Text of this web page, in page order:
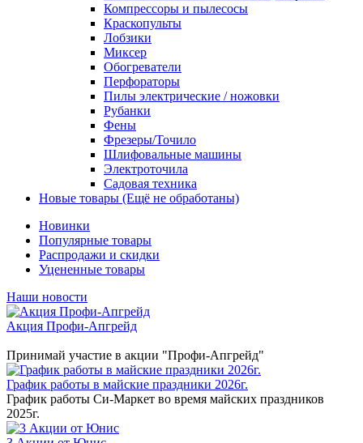
Компрессоры и пылесосы
Краскопульты
Лобзики
Миксер
Обогреватели
Перфораторы
Пилы электрические / ножовки
Рубанки
Фены
Фрезеры/Точило
Шлифовальные машины
Электроточила
Садовая техника
Новые товары (Ещё не обработаны)
Новинки
Популярные товары
Распродажи и скидки
Уцененные товары
Наши новости
Акция Профи-Апгрейд
Принимай участие в акции "Профи-Апгрейд"
График работы в майские праздники 2026г.
График работы Си-Маркет во время майских праздников
2025г.